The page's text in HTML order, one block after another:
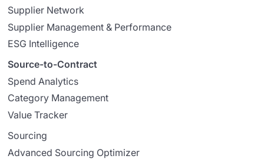
Supplier Network
Supplier Management & Performance
ESG Intelligence
Source-to-Contract
Spend Analytics
Category Management
Value Tracker
Sourcing
Advanced Sourcing Optimizer